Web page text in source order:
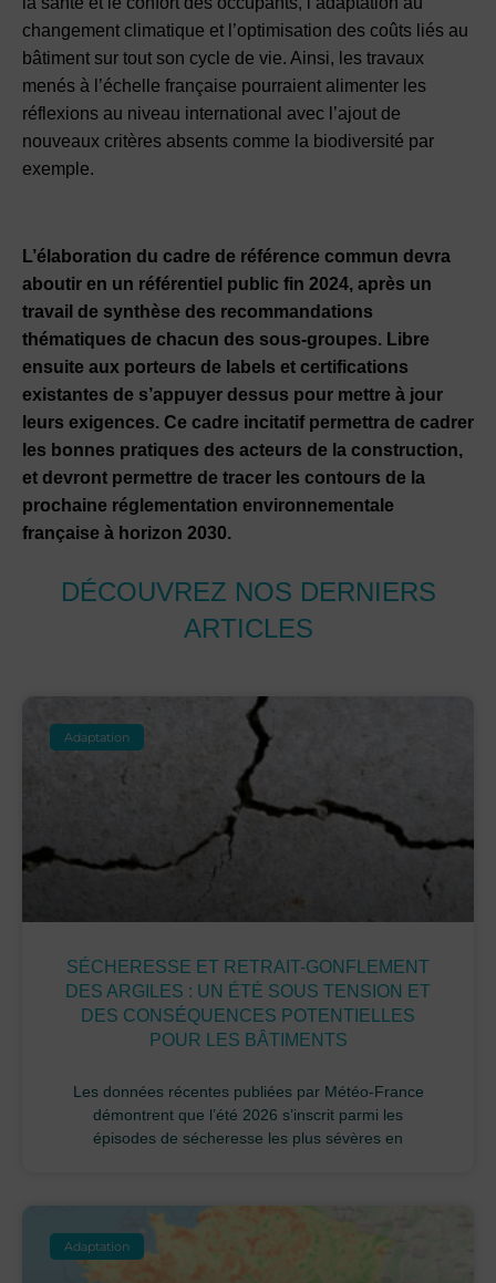
changement climatique et l’optimisation des coûts liés au
bâtiment sur tout son cycle de vie. Ainsi, les travaux
menés à l’échelle française pourraient alimenter les
réflexions au niveau international avec l’ajout de
nouveaux critères absents comme la biodiversité par
exemple.
L’élaboration du cadre de référence commun devra
aboutir en un référentiel public fin 2024, après un
travail de synthèse des recommandations
thématiques de chacun des sous-groupes. Libre
ensuite aux porteurs de labels et certifications
existantes de s’appuyer dessus pour mettre à jour
leurs exigences. Ce cadre incitatif permettra de cadrer
les bonnes pratiques des acteurs de la construction,
et devront permettre de tracer les contours de la
prochaine réglementation environnementale
française à horizon 2030.
DÉCOUVREZ NOS DERNIERS
ARTICLES
Adaptation
SÉCHERESSE ET RETRAIT-GONFLEMENT
DES ARGILES : UN ÉTÉ SOUS TENSION ET
DES CONSÉQUENCES POTENTIELLES
POUR LES BÂTIMENTS
Les données récentes publiées par Météo-France
démontrent que l’été 2026 s’inscrit parmi les
épisodes de sécheresse les plus sévères en
Adaptation